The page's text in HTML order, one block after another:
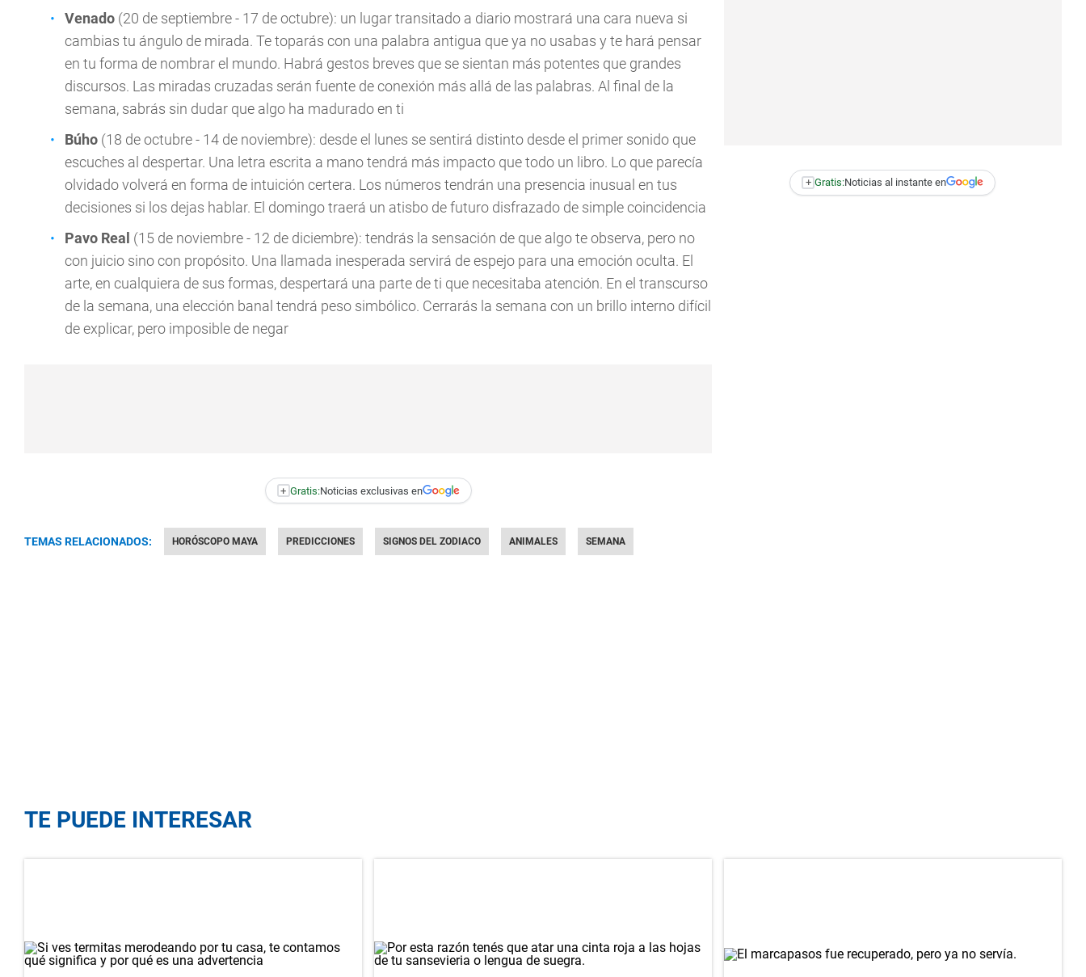
Venado (20 de septiembre - 17 de octubre): un lugar transitado a diario mostrará una cara nueva si
cambias tu ángulo de mirada. Te toparás con una palabra antigua que ya no usabas y te hará pensar
en tu forma de nombrar el mundo. Habrá gestos breves que se sientan más potentes que grandes
discursos. Las miradas cruzadas serán fuente de conexión más allá de las palabras. Al final de la
semana, sabrás sin dudar que algo ha madurado en ti
Búho (18 de octubre - 14 de noviembre): desde el lunes se sentirá distinto desde el primer sonido que
escuches al despertar. Una letra escrita a mano tendrá más impacto que todo un libro. Lo que parecía
olvidado volverá en forma de intuición certera. Los números tendrán una presencia inusual en tus
decisiones si los dejas hablar. El domingo traerá un atisbo de futuro disfrazado de simple coincidencia
Pavo Real (15 de noviembre - 12 de diciembre): tendrás la sensación de que algo te observa, pero no
con juicio sino con propósito. Una llamada inesperada servirá de espejo para una emoción oculta. El
arte, en cualquiera de sus formas, despertará una parte de ti que necesitaba atención. En el transcurso
de la semana, una elección banal tendrá peso simbólico. Cerrarás la semana con un brillo interno difícil
de explicar, pero imposible de negar
+ Gratis:Noticias exclusivas en
TEMAS RELACIONADOS: HORÓSCOPO MAYA PREDICCIONES SIGNOS DEL ZODIACO ANIMALES SEMANA
+ Gratis:Noticias al instante en
TE PUEDE INTERESAR